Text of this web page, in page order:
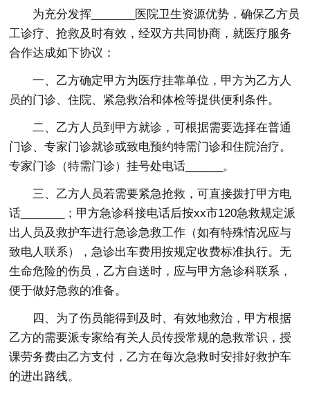
为充分发挥_______医院卫生资源优势，确保乙方员
工诊疗、抢救及时有效，经双方共同协商，就医疗服务
合作达成如下协议：
一、乙方确定甲方为医疗挂靠单位，甲方为乙方人
员的门诊、住院、紧急救治和体检等提供便利条件。
二、乙方人员到甲方就诊，可根据需要选择在普通
门诊、专家门诊就诊或致电预约特需门诊和住院治疗。
专家门诊（特需门诊）挂号处电话______。
三、乙方人员若需要紧急抢救，可直接拨打甲方电
话_______；甲方急诊科接电话后按xx市120急救规定派
出人员及救护车进行急诊急救工作（如有特殊情况应与
致电人联系），急诊出车费用按规定收费标准执行。无
生命危险的伤员，乙方自送时，应与甲方急诊科联系，
便于做好急救的准备。
四、为了伤员能得到及时、有效地救治，甲方根据
乙方的需要派专家给有关人员传授常规的急救常识，授
课劳务费由乙方支付，乙方在每次急救时安排好救护车
的进出路线。